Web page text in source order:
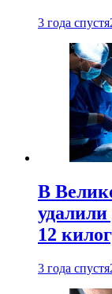
3 года спустя
В
12
3 года спустя